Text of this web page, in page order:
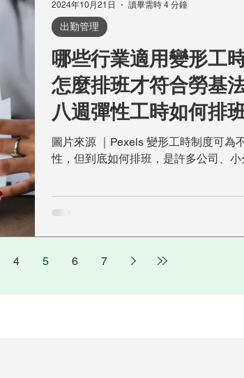
哪些行業適用變形工
怎麼排班才符合勞基
八週彈性工時如何排
全解析！
圖片來源 ｜Pexels 變形工時制度可為
性，但到底如何排班，是許多公司、
時」？勞基法有規定嗎？...
出勤管理
2024年10月21日 讀畢需時 4 分鐘
4 5 6 7